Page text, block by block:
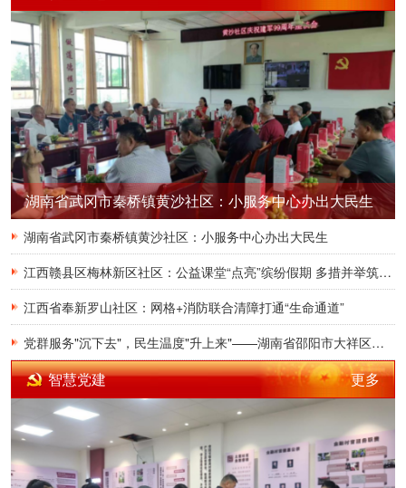
湖南省武冈市秦桥镇黄沙社区：小服务中心办出大民生
湖南省武冈市秦桥镇黄沙社区：小服务中心办出大民生
江西赣县区梅林新区社区：公益课堂“点亮”缤纷假期 多措并举筑牢防溺水“安全堤”
江西省奉新罗山社区：网格+消防联合清障打通“生命通道”
党群服务"沉下去"，民生温度"升上来"——湖南省邵阳市大祥区罗市镇罗市社区党群服务中心赋能基层治理典型案例
智慧党建 更多